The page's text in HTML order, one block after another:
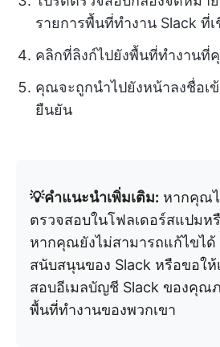
รายการพื้นที่ทำงาน Slack ที่
คลิกที่ลิงก์ไปยังพื้นที่ทำงานที่
คุณจะถูกนำไปยังหน้าลงชื่อเ
ยืนยัน
💡คำแนะนำเพิ่มเติม: หากคุณไ
ตรวจสอบในโฟลเดอร์สแปมห
หากคุณยังไม่สามารถแก้ไขได้
สนับสนุนของ Slack หรือขอใ
สอบอีเมลบัญชี Slack ของคุณ
พื้นที่ทำงานของพวกเขา